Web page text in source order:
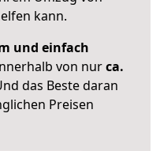
kann.
und einfach
von nurca.
das Beste daran
Preisen